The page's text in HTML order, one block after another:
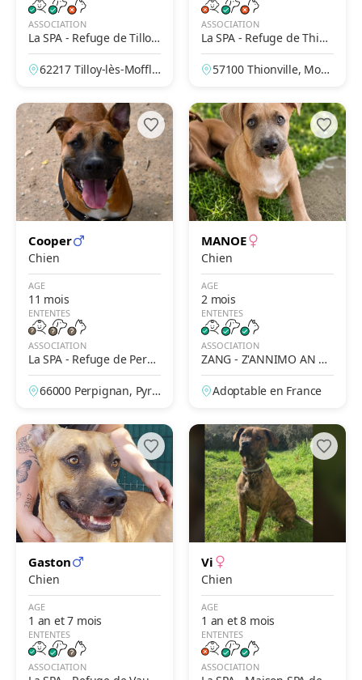
ASSOCIATION
La SPA - Refuge de Tilloy-
Les-Mofflaines – Arras
62217 Tilloy-lès-Moffla
ance
ASSOCIATION
La SPA - Refuge de Thion
ville
57100 Thionville, Mose
Cooper
Chien
AGE
11 mois
ENTENTES
ASSOCIATION
La SPA - Refuge de Perpi
gnan
66000 Perpignan, Pyré
e
MANOE
Chien
AGE
2 mois
ENTENTES
ASSOCIATION
ZANG - Z'ANNIMO AN N
OU GWADLOUP'
Adoptable en France
Gaston
Chien
AGE
1 an et 7 mois
ENTENTES
ASSOCIATION
Vi
Chien
AGE
1 an et 8 mois
ENTENTES
ASSOCIATION